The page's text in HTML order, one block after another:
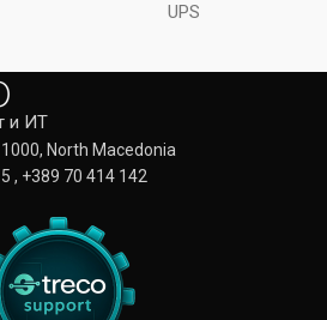
UPS
и ИТ
North Macedonia
, +389 70 414 142